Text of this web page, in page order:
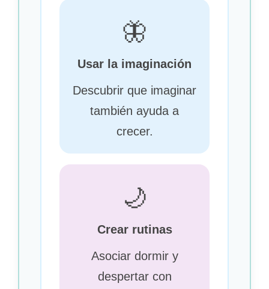
🦋
Usar la imaginación
Descubrir que imaginar
también ayuda a
crecer.
🌙
Crear rutinas
Asociar dormir y
despertar con